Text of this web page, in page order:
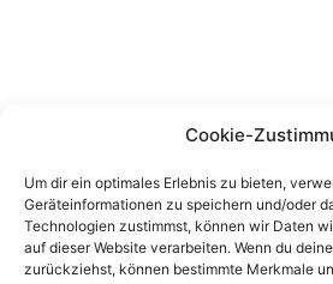
Cookie-
Um dir ein optimales Erlebnis zu bieten,
Geräteinformationen zu speichern und/oder
Technologien zustimmst, können wir Daten
auf dieser Website verarbeiten. Wenn du
zurückziehst, können bestimmte Merkmale